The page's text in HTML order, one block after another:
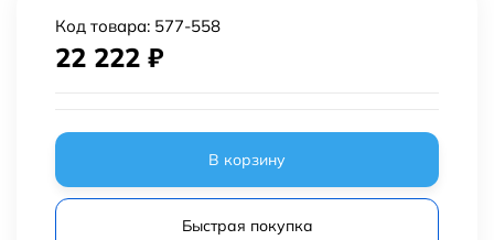
Код товара: 577-558
22 222 ₽
В корзину
Быстрая покупка